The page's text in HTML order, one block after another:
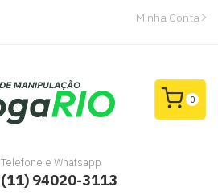
Minha Conta
Telefone e Whatsapp
(11) 94020-3113
0